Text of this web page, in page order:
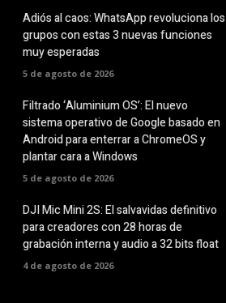
Adiós al caos: WhatsApp revoluciona los
grupos con estas 3 nuevas funciones
muy esperadas
5 de agosto de 2026
Filtrado ‘Aluminium OS’: El nuevo
sistema operativo de Google basado en
Android para enterrar a ChromeOS y
plantar cara a Windows
5 de agosto de 2026
DJI Mic Mini 2S: El salvavidas definitivo
para creadores con 28 horas de
grabación interna y audio a 32 bits float
4 de agosto de 2026